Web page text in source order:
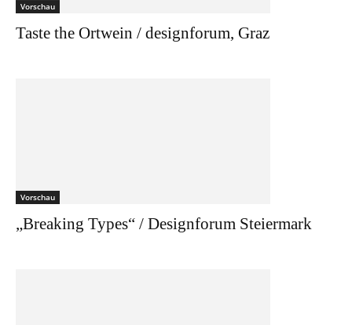
Vorschau
Taste the Ortwein / designforum, Graz
Vorschau
„Breaking Types“ / Designforum Steiermark